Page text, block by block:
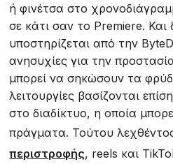
ή φινέτσα στο
σε κάτι σαν το Premiere. Και
υποστηρίζεται από την
ανησυχίες για την
μπορεί να σηκώσουν τα
λειτουργίες βασίζονται
στο διαδίκτυο, η οποία
πράγματα. Τούτου
περιστροφής, reels και